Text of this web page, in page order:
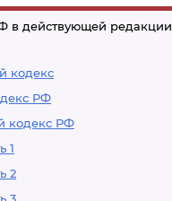
в действующей редакции
кодекс
РФ
кодекс РФ
1
2